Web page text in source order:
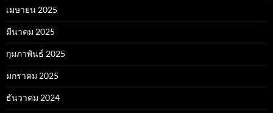
เมษายน 2025
มีนาคม 2025
กุมภาพันธ์ 2025
มกราคม 2025
ธันวาคม 2024